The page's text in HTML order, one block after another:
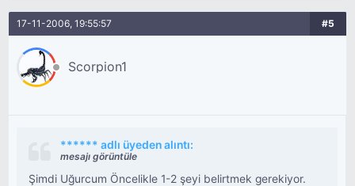
17-11-2006, 19:55:57 #5
Scorpion1
****** adlı üyeden alıntı:
mesajı görüntüle
Şimdi Uğurcum Öncelikle 1-2 şeyi belirtmek gerekiyor.